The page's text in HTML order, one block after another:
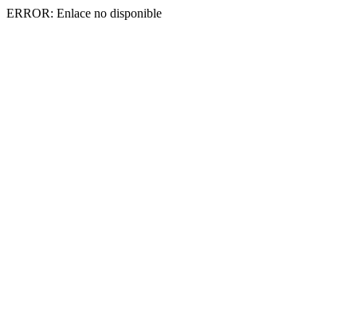
ERROR: Enlace no disponible